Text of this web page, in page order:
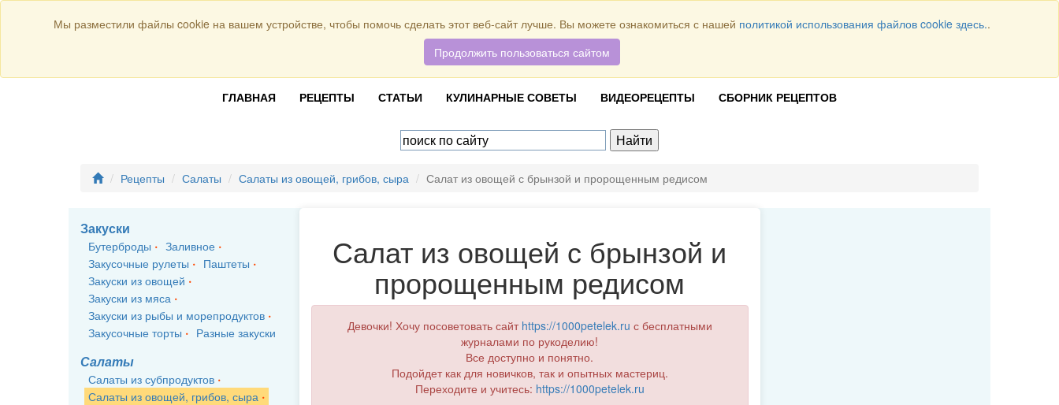
Всего рецептов 1064
ГЛАВНАЯ РЕЦЕПТЫ СТАТЬИ КУЛИНАРНЫЕ СОВЕТЫ ВИДЕОРЕЦЕПТЫ СБОРНИК РЕЦЕПТОВ
Рецепты Салаты Салаты из овощей, грибов, сыра Салат из овощей с брынзой и пророщенным редисом
Закуски
Бутерброды
Заливное
Закусочные рулеты
Паштеты
Закуски из овощей
Закуски из мяса
Закуски из рыбы и морепродуктов
Закусочные торты
Разные закуски
Салаты
Салаты из субпродуктов
Салаты из овощей, грибов, сыра
Салат из овощей с брынзой и
пророщенным редисом
Девочки! Хочу посоветовать сайт https://1000petelek.ru с бесплатными
журналами по рукоделию!
Все доступно и понятно.
Подойдет как для новичков, так и опытных мастериц.
Переходите и учитесь: https://1000petelek.ru
Мы разместили файлы cookie на вашем устройстве, чтобы помочь сделать этот веб-сайт лучше. Вы можете ознакомиться с нашей политикой использования файлов cookie здесь..
Продолжить пользоваться сайтом